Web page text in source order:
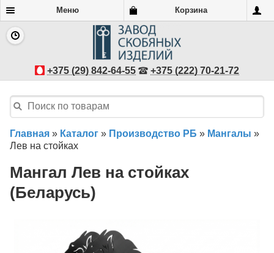
Меню Корзина
+375 (29) 842-64-55 +375 (222) 70-21-72
Главная » Каталог » Производство РБ » Мангалы »
Лев на стойках
Мангал Лев на стойках
(Беларусь)